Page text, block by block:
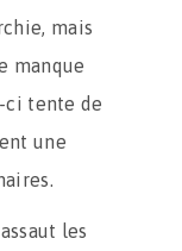
mais
manque
ci tente de
une
les